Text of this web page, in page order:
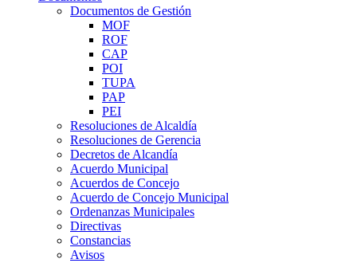
Documentos de Gestión
MOF
ROF
CAP
POI
TUPA
PAP
PEI
Resoluciones de Alcaldía
Resoluciones de Gerencia
Decretos de Alcandía
Acuerdo Municipal
Acuerdos de Concejo
Acuerdo de Concejo Municipal
Ordenanzas Municipales
Directivas
Constancias
Avisos